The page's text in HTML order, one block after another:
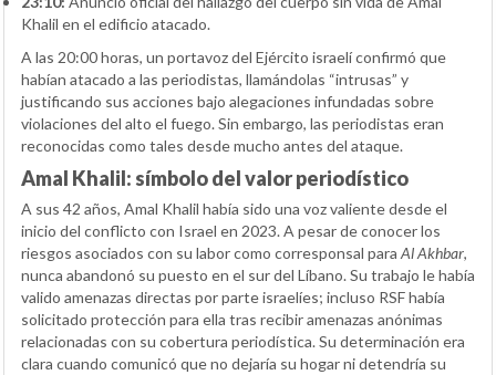
Khalil en el edificio atacado.
A las 20:00 horas, un portavoz del Ejército israelí confirmó que
habían atacado a las periodistas, llamándolas “intrusas” y
justificando sus acciones bajo alegaciones infundadas sobre
violaciones del alto el fuego. Sin embargo, las periodistas eran
reconocidas como tales desde mucho antes del ataque.
Amal Khalil: símbolo del valor periodístico
A sus 42 años, Amal Khalil había sido una voz valiente desde el
inicio del conflicto con Israel en 2023. A pesar de conocer los
riesgos asociados con su labor como corresponsal para Al Akhbar,
nunca abandonó su puesto en el sur del Líbano. Su trabajo le había
valido amenazas directas por parte israelíes; incluso RSF había
solicitado protección para ella tras recibir amenazas anónimas
relacionadas con su cobertura periodística. Su determinación era
clara cuando comunicó que no dejaría su hogar ni detendría su